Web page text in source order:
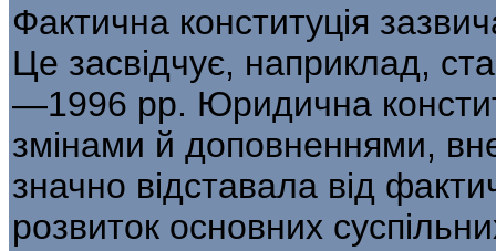
Фактична конституція
Це засвідчує, наприклад,
—1996 pp. Юридична
змінами й доповненнями,
значно відставала від
розвиток основних